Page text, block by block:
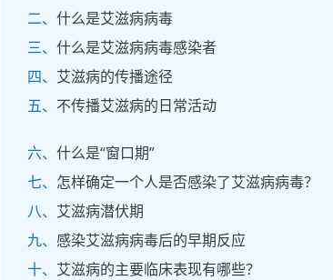
什么是艾滋病病毒
什么是艾滋病病毒感染者
艾滋病的传播途径
不传播艾滋病的日常活动
什么是“窗口期”
怎样确定一个人是否感染了艾滋病病毒？
艾滋病潜伏期
感染艾滋病病毒后的早期反应
艾滋病的主要临床表现有哪些？